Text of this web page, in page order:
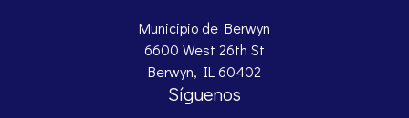
Municipio de Berwyn
6600 West 26th St
Berwyn, IL 60402
Síguenos